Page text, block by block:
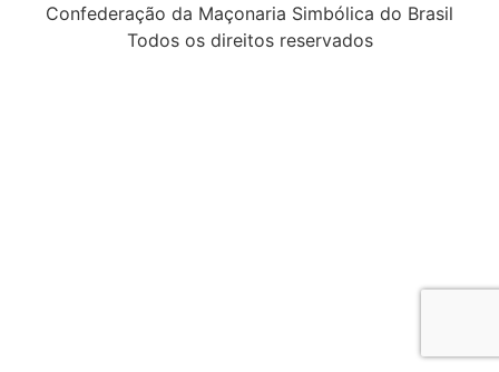
Confederação da Maçonaria Simbólica do Brasil
Todos os direitos reservados